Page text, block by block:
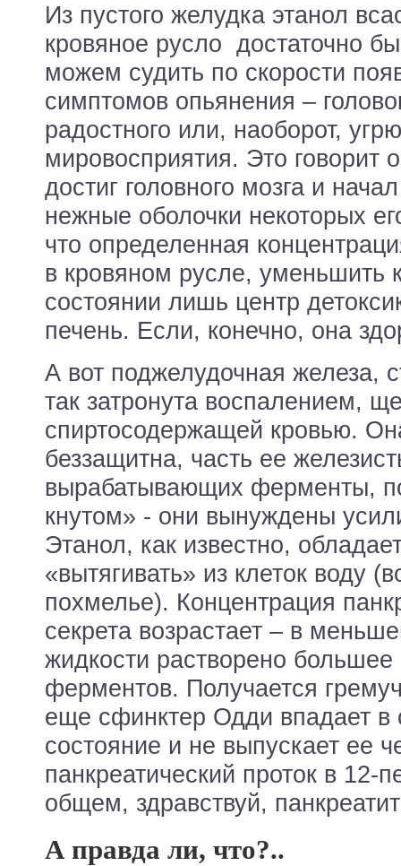
Из пустого желудка этанол
кровяное русло достаточно
можем судить по скорости
симптомов опьянения –
радостного или, наоборот,
мировосприятия. Это говорит
достиг головного мозга и
нежные оболочки некоторых
что определенная
в кровяном русле, уменьшить
состоянии лишь центр
печень. Если, конечно, она
А вот поджелудочная железа,
так затронута воспалением,
спиртосодержащей кровью.
беззащитна, часть ее
вырабатывающих ферменты,
кнутом» - они вынуждены
Этанол, как известно,
«вытягивать» из клеток воду
похмелье). Концентрация
секрета возрастает – в
жидкости растворено большее
ферментов. Получается
еще сфинктер Одди впадает в
состояние и не выпускает ее
панкреатический проток в 12-
общем, здравствуй,
А правда ли, что?..